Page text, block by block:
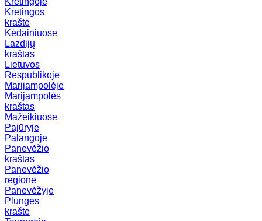
Kretingos
krašte
Kėdainiuose
Lazdijų
kraštas
Lietuvos
Respublikoje
Marijampolėje
Marijampolės
kraštas
Mažeikiuose
Pajūryje
Palangoje
Panevėžio
kraštas
Panevėžio
regione
Panevėžyje
Plungės
krašte